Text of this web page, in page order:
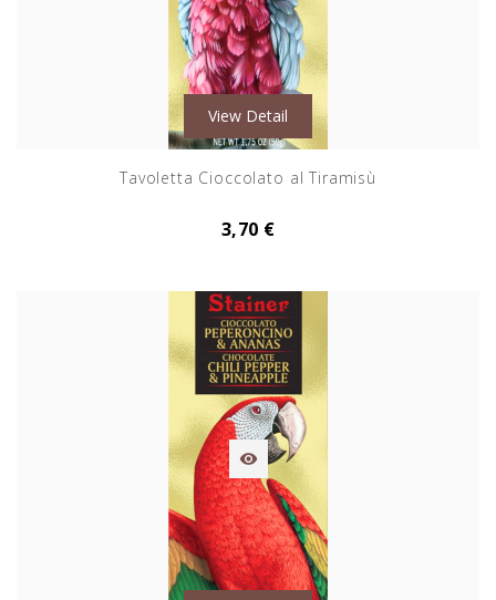
View Detail
Tavoletta Cioccolato al Tiramisù
3,70 €
